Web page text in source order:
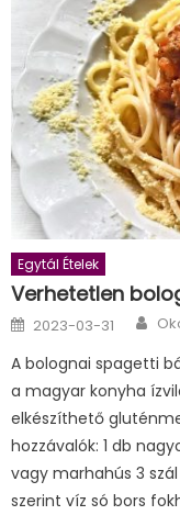
Egytál Ételek
Verhetetlen
Posted
on
2023-03-31
A bolognai spagetti
a magyar konyha
elkészíthető
hozzávalók: 1 db
vagy marhahús 3
szerint víz só bors